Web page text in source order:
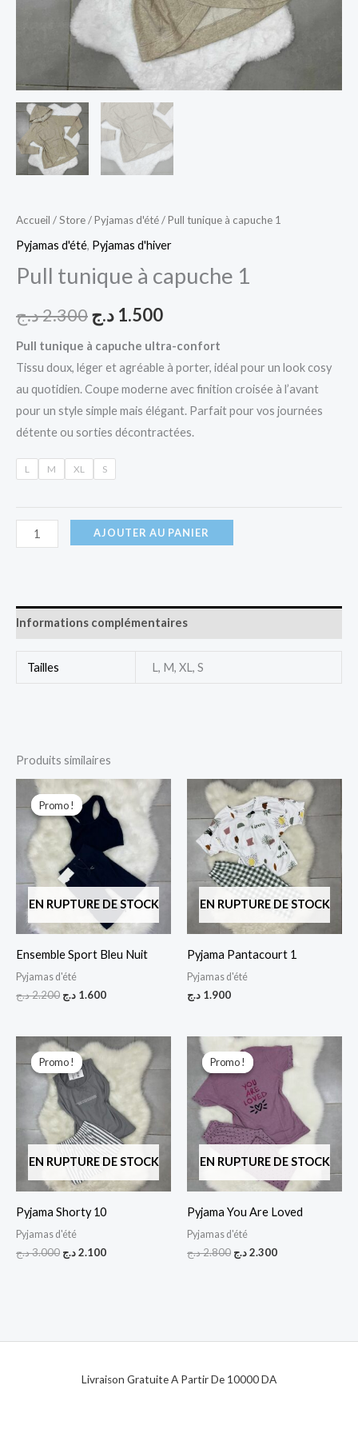
Accueil /Store/Pyjamas d'été/ Pull tunique à capuche 1
Pyjamas d'été, Pyjamas d'hiver
Pull tunique à capuche 1
2.300د.ج 1.500 د.ج
Pull tunique à capuche ultra-confort
Tissu doux, léger et agréable à porter, idéal pour un look cosy
au quotidien. Coupe moderne avec finition croisée à l’avant
pour un style simple mais élégant. Parfait pour vos journées
détente ou sorties décontractées.
L M XL S
AJOUTER AU PANIER
Informations complémentaires
Tailles L, M, XL, S
Produits similaires
Promo !
EN RUPTURE DE STOCK
Promo !
Ensemble Sport Bleu Nuit
Pyjamas d'été
2.200د.ج
prix
initial
était :
1.600 د.ج
prix
actuel
est :
EN RUPTURE DE STOCK
Pyjama Pantacourt 1
Pyjamas d'été
1.900 د.ج
Promo !
EN RUPTURE DE STOCK
Promo !
Pyjama Shorty 10
Pyjamas d'été
3.000د.ج
Le
prix
initial
était :
2.100د.ج
prix
est :
Promo !
EN RUPTURE DE STOCK
Promo !
Pyjama You Are Loved
Pyjamas d'été
2.800د.ج
Le
prix
initial
était :
2.800 د.ج.
2.300د.ج
Le
prix
actuel
est :
2.300 د.ج.
Livraison Gratuite A Partir De 10000 DA